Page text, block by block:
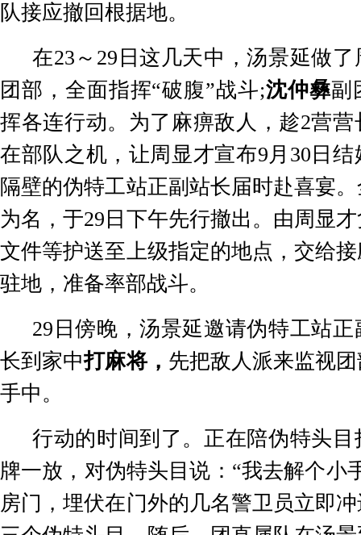
队接应撤回根据地。
在23 ～ 29 日这几天中，汤景延做
团部，全面指挥“破腹”战斗;沈仲彝副
挥各连行动。为了麻痹敌人，趁2营营
在部队之机，让周显才宣布9月 30 日
隔壁的伪特工站正副站长届时赴喜宴
为名，于29 日下午先行撤出。由周显
文件等护送至上级指定的地点，交给
驻地，准备率部战斗。
29 日傍晚，汤景延邀请伪特工站
长到家中打麻将， 先把敌人派来监视
手中。
行动的时间到了。正在陪伪特头
牌一放，对伪特头目说： “我去解个小
房门，埋伏在门外的几名警卫员立即